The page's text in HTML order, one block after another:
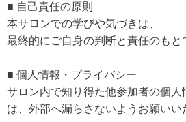
■ 自己責任の原則
本サロンでの学びや気づきは、
最終的にご自身の判断と責任のもと
■ 個人情報・プライバシー
サロン内で知り得た他参加者の個人
は、外部へ漏らさないようお願いい